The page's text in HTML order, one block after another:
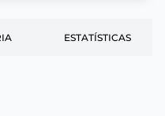
ESTATÍSTICAS